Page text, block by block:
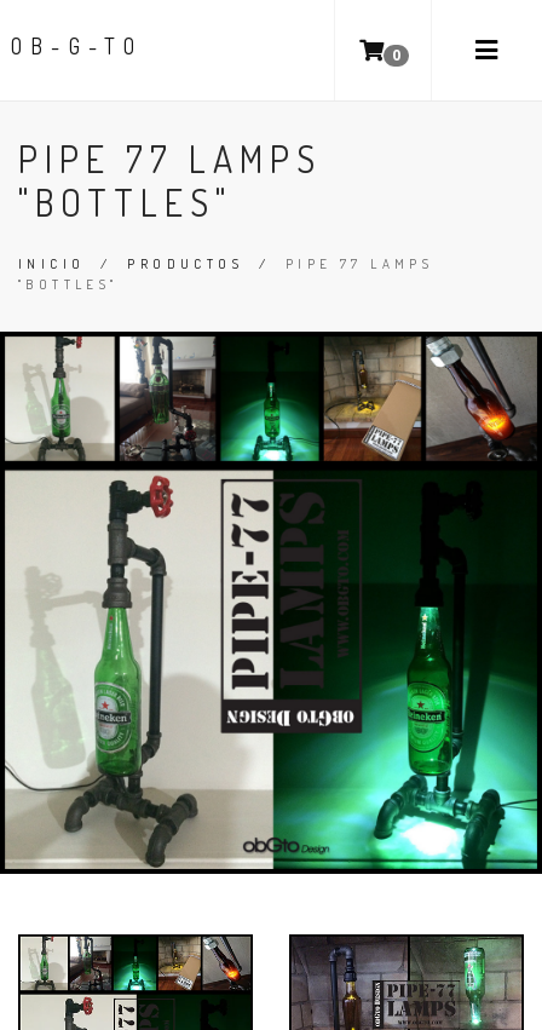
OB-G-TO 0
PIPE 77 LAMPS
"BOTTLES"
INICIO / PRODUCTOS / PIPE 77 LAMPS
"BOTTLES"